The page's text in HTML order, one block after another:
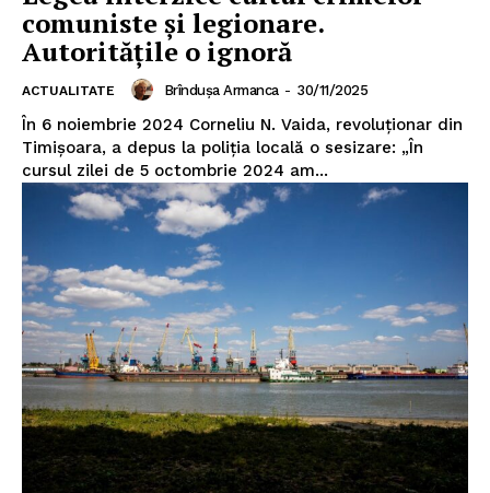
comuniste și legionare.
Autoritățile o ignoră
ACTUALITATE Brîndușa Armanca - 30/11/2025
În 6 noiembrie 2024 Corneliu N. Vaida, revoluționar din
Timișoara, a depus la poliția locală o sesizare: „În
cursul zilei de 5 octombrie 2024 am...